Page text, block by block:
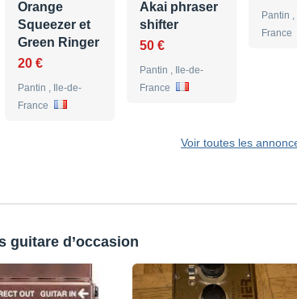
Orange
Squeezer et
Green Ringer
20 €
Pantin , Ile-de-
France
Akai phraser
shifter
50 €
Pantin , Ile-de-
France
Pantin
France
Voir toutes les
guitare d’occasion